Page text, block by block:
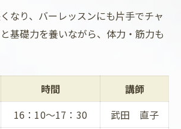
なり、バーレッスンにも片手でチャ
基礎力を養いながら、体力・筋力も
時間
講師
16：10～17：30 武田 直子